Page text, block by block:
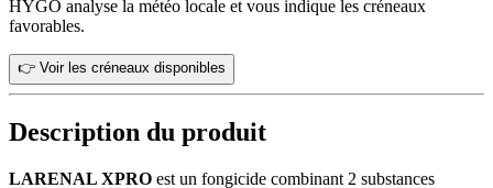
HYGO analyse la météo locale et vous indique les créneaux
favorables.
👉 Voir les créneaux disponibles
Description du produit
LARENAL XPRO est un fongicide combinant 2 substances